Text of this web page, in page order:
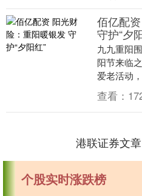
佰亿配
守护“夕
九九重阳
阳节来临
爱老活动
平、优化
群体金融
查看：
港联证券文
个股实时涨跌榜